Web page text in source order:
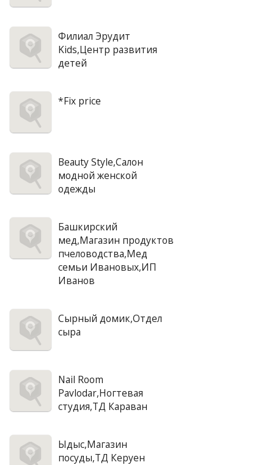
Филиал Эрудит
Kids,Центр развития
детей
*Fix price
Beauty Style,Салон
модной женской
одежды
Башкирский
мед,Магазин продуктов
пчеловодства,Мед
семьи Ивановых,ИП
Иванов
Сырный домик,Отдел
сыра
Nail Room
Pavlodar,Ногтевая
студия,ТД Караван
Ыдыс,Магазин
посуды,ТД Керуен